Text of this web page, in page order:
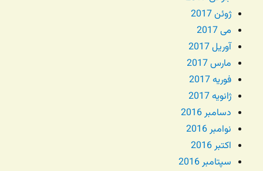
ژوئن 2017
می 2017
آوریل 2017
مارس 2017
فوریه 2017
ژانویه 2017
دسامبر 2016
نوامبر 2016
اکتبر 2016
سپتامبر 2016